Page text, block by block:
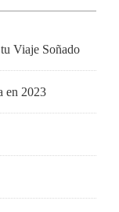
Económica
Viaje Soñado
en 2023